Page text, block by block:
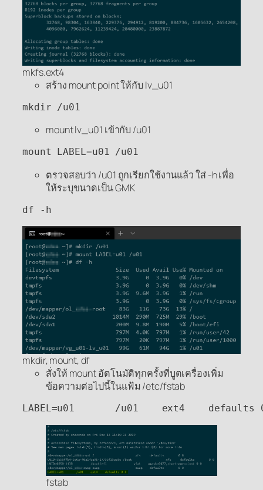
mkfs.ext4
สร้าง mount point ให้กับ lv_u01
mkdir /u01
mount lv_u01 เข้ากับ /u01
mount LABEL=u01 /u01
ตรวจสอบว่า /u01 ถูกเรียกใช้งานแล้ว ใส่ -h เพื่อ
ให้ระบุขนาดเป็น GMK
df -h
mkdir, mount, df
สั่งให้ mount อัตโนมัติทุกครั้งที่บูตเครื่องเพิ่ม
ข้อความต่อไปนี้ในแฟ้ม /etc/fstab
LABEL=u01       /u01    ext4    defaults
fstab